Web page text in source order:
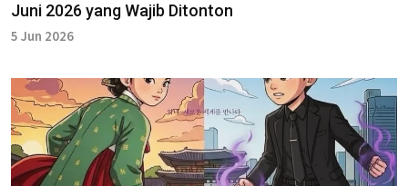
Juni 2026 yang Wajib Ditonton
5 Jun 2026